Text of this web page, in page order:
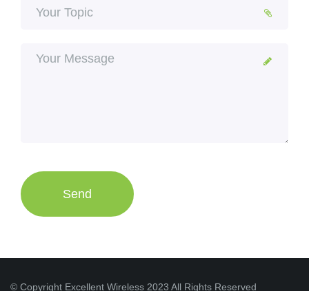
© Copyright Excellent Wireless 2023 All Rights Reserved